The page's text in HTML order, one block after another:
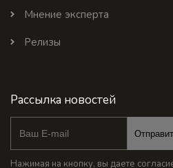
Мнение эксперта
Релизы
Рассылка новостей
Нажимая на кнопку, вы даете